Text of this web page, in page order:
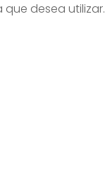
desea utilizar.